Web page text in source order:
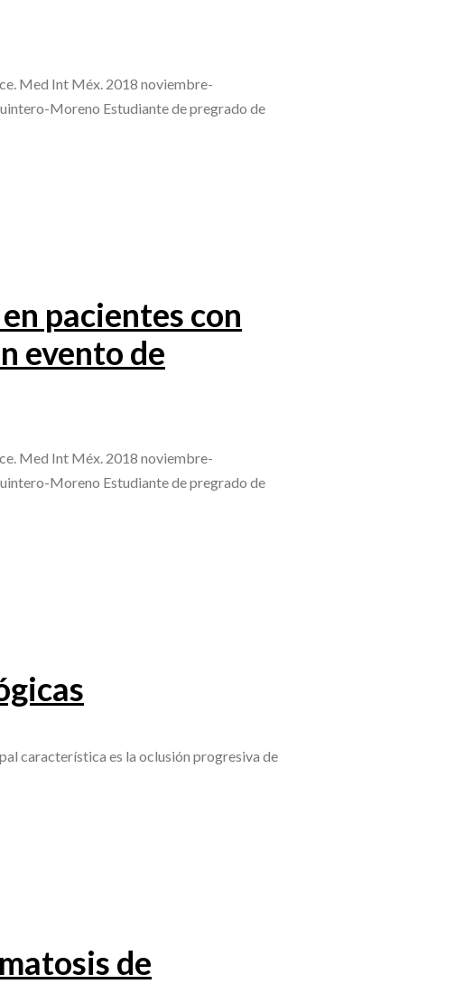
Med Int Méx. 2018 noviembre-
Moreno Estudiante de pregrado de
pacientes con
evento de
Med Int Méx. 2018 noviembre-
Moreno Estudiante de pregrado de
característica es la oclusión progresiva de
de